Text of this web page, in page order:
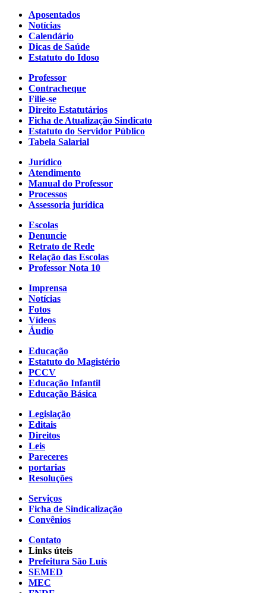
Aposentados
Notícias
Calendário
Dicas de Saúde
Estatuto do Idoso
Professor
Contracheque
Filie-se
Direito Estatutários
Ficha de Atualização Sindicato
Estatuto do Servidor Público
Tabela Salarial
Jurídico
Atendimento
Manual do Professor
Processos
Assessoria jurídica
Escolas
Denuncie
Retrato de Rede
Relação das Escolas
Professor Nota 10
Imprensa
Notícias
Fotos
Vídeos
Áudio
Educação
Estatuto do Magistério
PCCV
Educação Infantil
Educação Básica
Legislação
Editais
Direitos
Leis
Pareceres
portarias
Resoluções
Serviços
Ficha de Sindicalização
Convênios
Contato
Links úteis
Prefeitura São Luís
SEMED
MEC